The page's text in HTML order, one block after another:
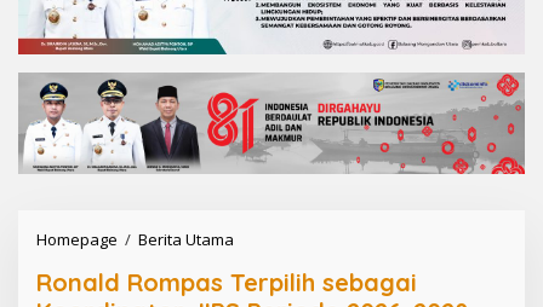
Homepage / Berita Utama
n
Ronald Rompas Terpilih sebagai